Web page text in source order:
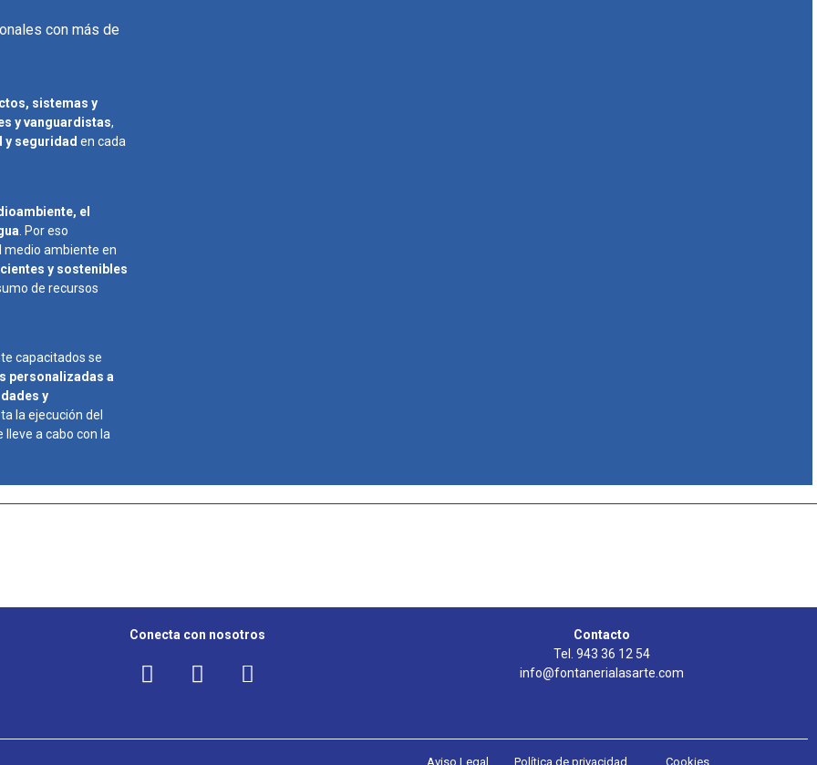
con más de
sistemas y
y vanguardistas,
y seguridad en cada
el
. Por eso
medio ambiente en
y sostenibles
de recursos
capacitados se
personalizadas a
y
la ejecución del
a cabo con la
Conecta con nosotros
Contacto
Tel. 943 36 12 54
info@fontanerialasarte.com
Aviso Legal Política de privacidad Cookies